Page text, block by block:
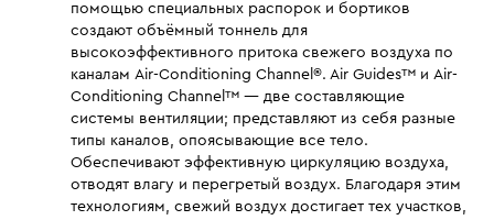
помощью специальных распорок и бортиков
создают объёмный тоннель для
высокоэффективного притока свежего воздуха по
каналам Air-Conditioning Channel®. Air Guides™ и Air-
Conditioning Channel™ — две составляющие
системы вентиляции; представляют из себя разные
типы каналов, опоясывающие все тело.
Обеспечивают эффективную циркуляцию воздуха,
отводят влагу и перегретый воздух. Благодаря этим
технологиям, свежий воздух достигает тех участков,